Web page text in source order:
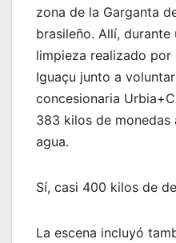
zona de la Garganta
brasileño. Allí,
limpieza realizado por
Iguaçu junto a
concesionaria
383 kilos de monedas
agua.
Sí, casi 400 kilos de
La escena incluyó